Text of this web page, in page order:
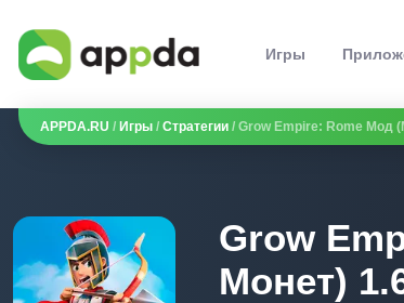
Игры
APPDA.RU / Игры / Стратегии / Grow Empire: Rome Мод
Grow
Монет)